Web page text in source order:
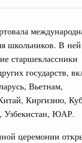
школьников. В ней
старшеклассники
государств,
Вьетнам,
Киргизию,
Узбекистан, ЮАР.
церемонии
и массовый